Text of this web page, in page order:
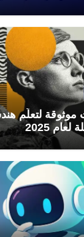
موثوقة لتعلّم
2025